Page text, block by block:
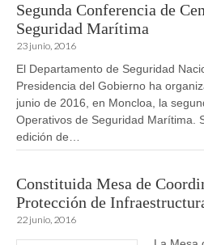
Segunda Conferencia de
Seguridad Marítima
23 junio, 2016
El Departamento de Seguridad
Presidencia del Gobierno ha
junio de 2016, en Moncloa, la
Operativos de Seguridad Marítima.
edición de…
Constituida Mesa de
Protección de
22 junio, 2016